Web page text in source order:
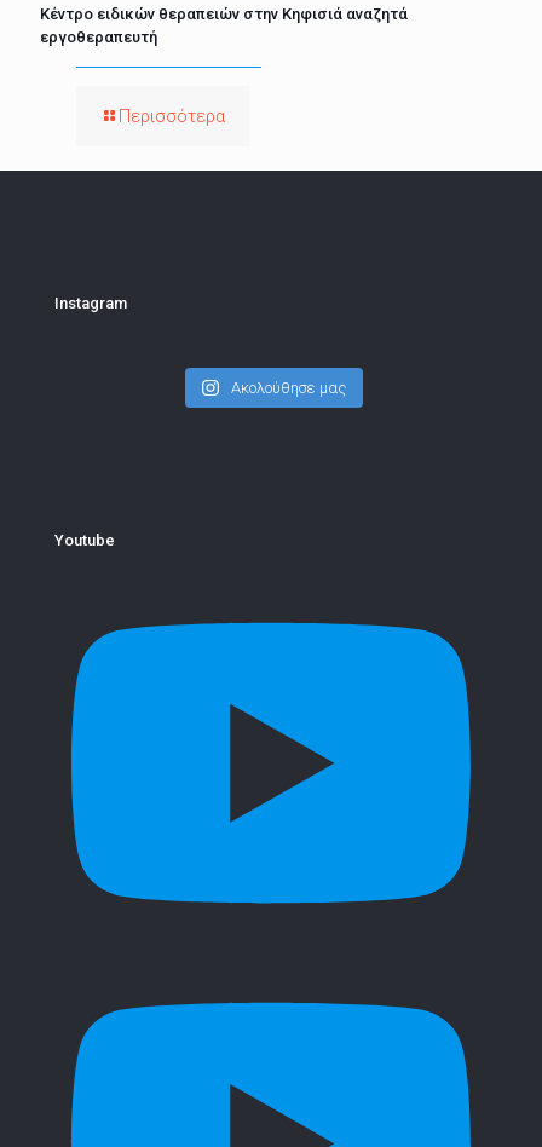
Κέντρο ειδικών θεραπειών στην Κηφισιά αναζητά
εργοθεραπευτή
Περισσότερα
Instagram
Ακολούθησε μας
Youtube